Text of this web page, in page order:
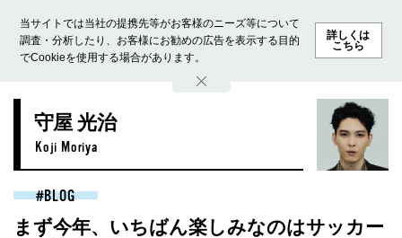
当サイトでは当社の提携先等がお客様のニーズ等について
調査・分析したり、お客様にお勧めの広告を表示する目的
でCookieを使用する場合があります。
詳しくは
こちら
ホーム モデル募集 ランキング ファッション ビューテ
守屋 光治
Koji Moriya
BLOG
まず今年、いちばん楽しみなのはサッカー